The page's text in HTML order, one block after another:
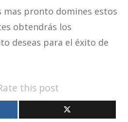
mas pronto domines estos
obtendrás los
deseas para el éxito de
this post